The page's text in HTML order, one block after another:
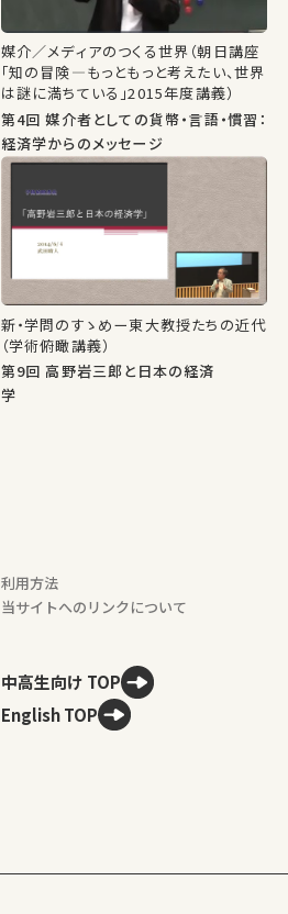
媒介／メディアのつくる世界（朝日講座
「知の冒険―もっともっと考えたい、世界
は謎に満ちている」2015年度講義）
第4回 媒介者としての貨幣・言語・慣習：
経済学からのメッセージ
新・学問のすゝめー東大教授たちの近代
（学術俯瞰講義）
第9回 高野岩三郎と日本の経済
学
利用方法
当サイトへのリンクについて
中高生向け TOP
English TOP